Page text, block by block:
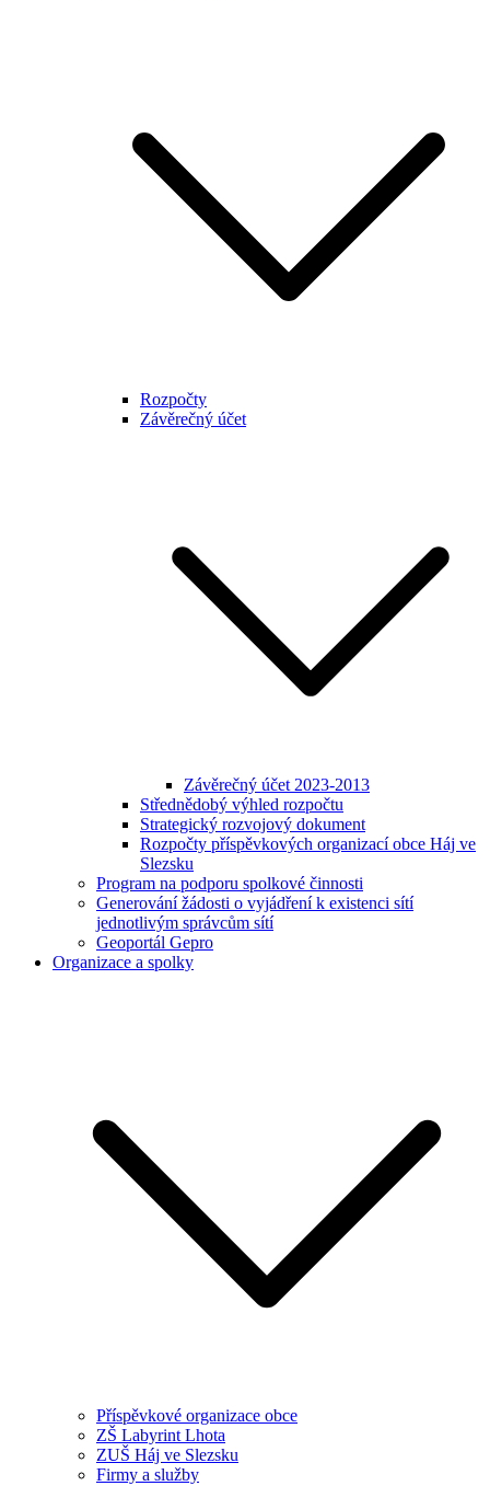
Rozpočty
Závěrečný účet
Závěrečný účet 2023-2013
Střednědobý výhled rozpočtu
Strategický rozvojový dokument
Rozpočty příspěvkových organizací obce Háj ve
Slezsku
Program na podporu spolkové činnosti
Generování žádosti o vyjádření k existenci sítí
jednotlivým správcům sítí
Geoportál Gepro
Organizace a spolky
Příspěvkové organizace obce
ZŠ Labyrint Lhota
ZUŠ Háj ve Slezsku
Firmy a služby